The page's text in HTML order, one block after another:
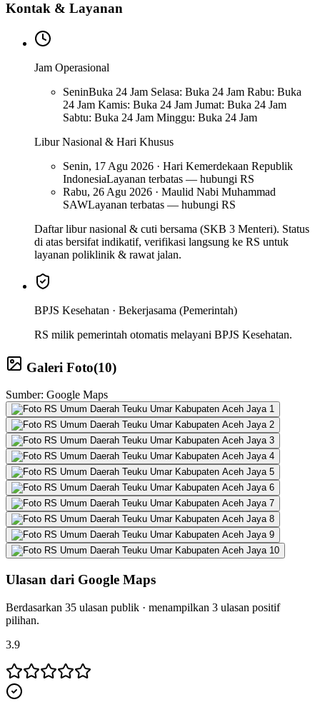
Kontak & Layanan
Jam Operasional
SeninBuka 24 Jam Selasa: Buka 24 Jam Rabu: Buka
24 Jam Kamis: Buka 24 Jam Jumat: Buka 24 Jam
Sabtu: Buka 24 Jam Minggu: Buka 24 Jam
Libur Nasional & Hari Khusus
Senin, 17 Agu 2026 · Hari Kemerdekaan Republik
IndonesiaLayanan terbatas — hubungi RS
Rabu, 26 Agu 2026 · Maulid Nabi Muhammad
SAWLayanan terbatas — hubungi RS
Daftar libur nasional & cuti bersama (SKB 3 Menteri). Status
di atas bersifat indikatif, verifikasi langsung ke RS untuk
layanan poliklinik & rawat jalan.
BPJS Kesehatan · Bekerjasama (Pemerintah)
RS milik pemerintah otomatis melayani BPJS Kesehatan.
Galeri Foto(10)
Sumber: Google Maps
Ulasan dari Google Maps
Berdasarkan 35 ulasan publik · menampilkan 3 ulasan positif
pilihan.
3.9